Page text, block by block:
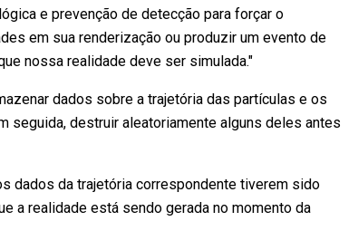
e prevenção de detecção para forçar o
em sua renderização ou produzir um evento de
nossa realidade deve ser simulada."
dados sobre a trajetória das partículas e os
seguida, destruir aleatoriamente alguns deles antes
dados da trajetória correspondente tiverem sido
a realidade está sendo gerada no momento da